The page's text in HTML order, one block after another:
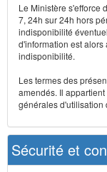
Le Ministère s'efforce
7, 24h sur 24h hors
indisponibilité
d'information est alors
indisponibilité.
Les termes des
amendés. Il
générales d'utilisation
Sécurité et